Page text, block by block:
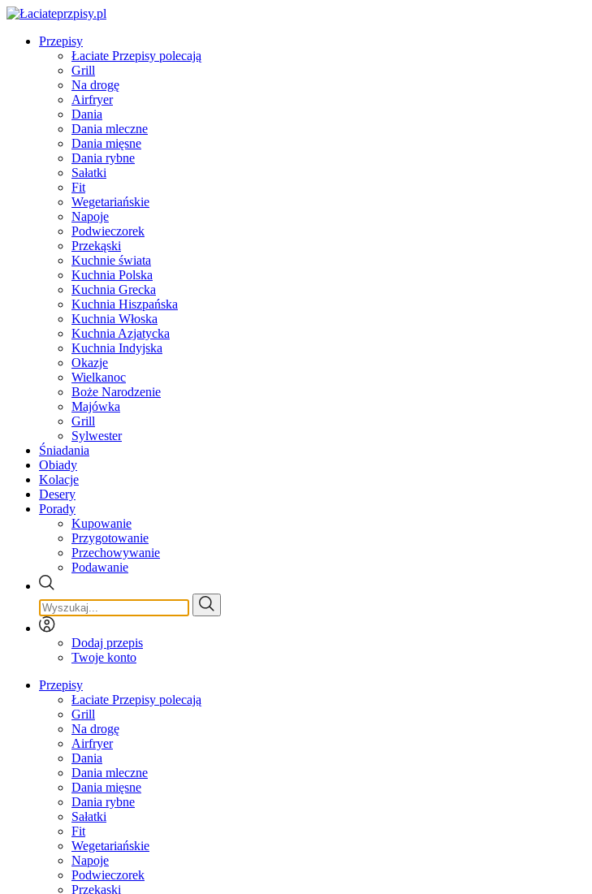
Przepisy
Łaciate Przepisy polecają
Grill
Na drogę
Airfryer
Dania
Dania mleczne
Dania mięsne
Dania rybne
Sałatki
Fit
Wegetariańskie
Napoje
Podwieczorek
Przekąski
Kuchnie świata
Kuchnia Polska
Kuchnia Grecka
Kuchnia Hiszpańska
Kuchnia Włoska
Kuchnia Azjatycka
Kuchnia Indyjska
Okazje
Wielkanoc
Boże Narodzenie
Majówka
Grill
Sylwester
Śniadania
Obiady
Kolacje
Desery
Porady
Kupowanie
Przygotowanie
Przechowywanie
Podawanie
Dodaj przepis
Twoje konto
Przepisy
Łaciate Przepisy polecają
Grill
Na drogę
Airfryer
Dania
Dania mleczne
Dania mięsne
Dania rybne
Sałatki
Fit
Wegetariańskie
Napoje
Podwieczorek
Przekąski